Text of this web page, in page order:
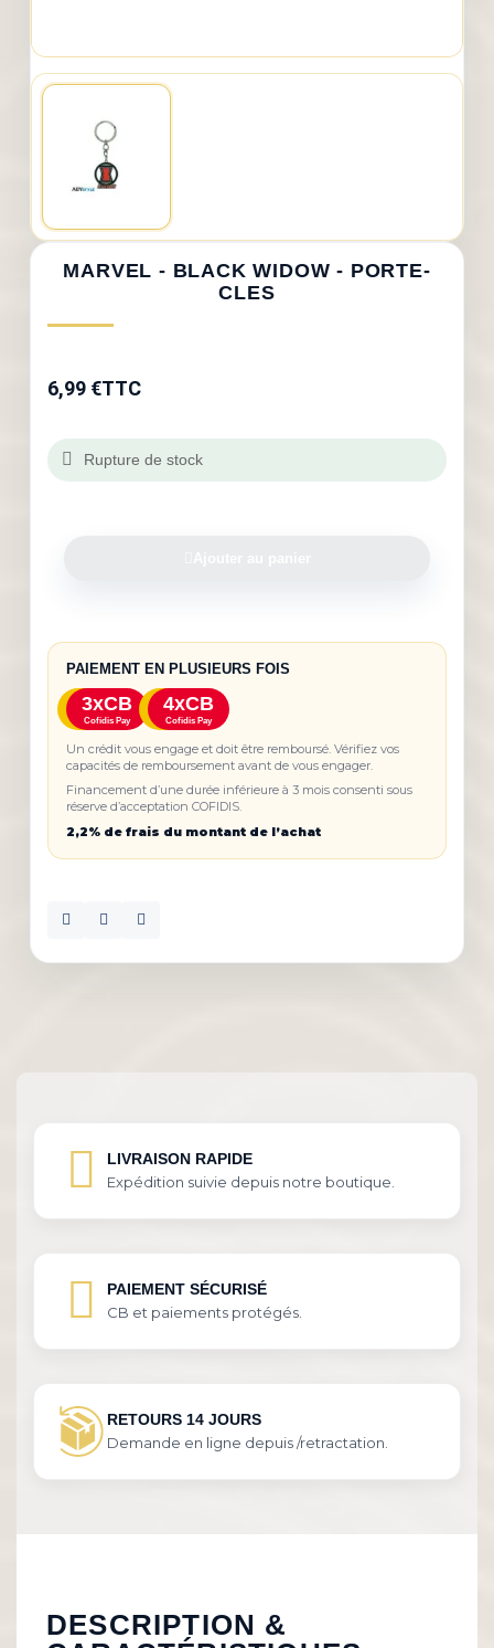
MARVEL - BLACK WIDOW - PORTE-
CLES
6,99 €TTC
Rupture de stock
PAIEMENT EN PLUSIEURS FOIS
3xCB
Cofidis Pay
4xCB
Cofidis Pay
Un crédit vous engage et doit être remboursé. Vérifiez vos
capacités de remboursement avant de vous engager.
Financement d’une durée inférieure à 3 mois consenti sous
réserve d’acceptation COFIDIS.
2,2% de frais du montant de l’achat
LIVRAISON RAPIDE
Expédition suivie depuis notre boutique.
PAIEMENT SÉCURISÉ
CB et paiements protégés.
RETOURS 14 JOURS
Demande en ligne depuis /retractation.
DESCRIPTION &